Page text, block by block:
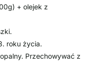
+ olejek z
roku życia.
Przechowywać z